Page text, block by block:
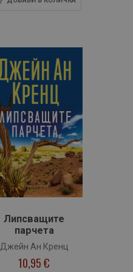
Липсващите
парчета
Джейн Ан Кренц
10,95 €